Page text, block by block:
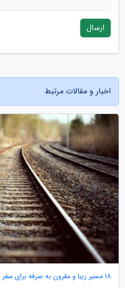
ارسال
اخبار و مقالات مرتبط
18 مسیر زیبا و مقرون به صرفه برای سفر با قطار